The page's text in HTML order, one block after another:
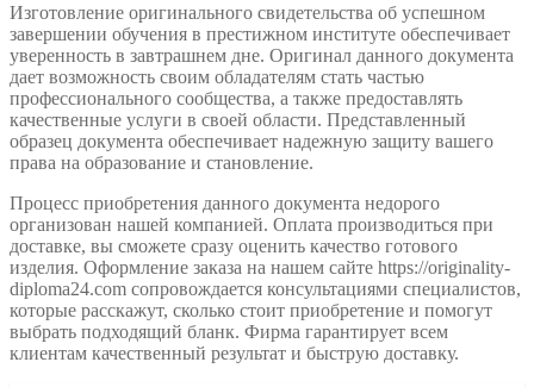
Изготовление оригинального свидетельства об успешном
завершении обучения в престижном институте обеспечивает
уверенность в завтрашнем дне. Оригинал данного документа
дает возможность своим обладателям стать частью
профессионального сообщества, а также предоставлять
качественные услуги в своей области. Представленный
образец документа обеспечивает надежную защиту вашего
права на образование и становление.
Процесс приобретения данного документа недорого
организован нашей компанией. Оплата производиться при
доставке, вы сможете сразу оценить качество готового
изделия. Оформление заказа на нашем сайте https://originality-
diploma24.com сопровождается консультациями специалистов,
которые расскажут, сколько стоит приобретение и помогут
выбрать подходящий бланк. Фирма гарантирует всем
клиентам качественный результат и быструю доставку.